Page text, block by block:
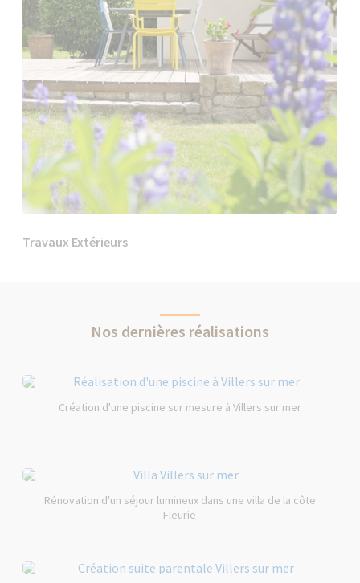
Travaux Extérieurs
Nos dernières réalisations
Création d'une piscine sur mesure à Villers sur mer
Rénovation d'un séjour lumineux dans une villa de la côte
Fleurie